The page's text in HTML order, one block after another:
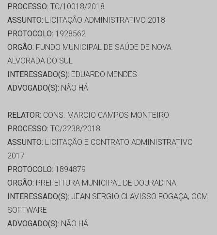
PROCESSO: TC/10018/2018
ASSUNTO: LICITAÇÃO ADMINISTRATIVO 2018
PROTOCOLO: 1928562
ORGÃO: FUNDO MUNICIPAL DE SAÚDE DE NOVA
ALVORADA DO SUL
INTERESSADO(S): EDUARDO MENDES
ADVOGADO(S): NÃO HÁ
RELATOR: CONS. MARCIO CAMPOS MONTEIRO
PROCESSO: TC/3238/2018
ASSUNTO: LICITAÇÃO E CONTRATO ADMINISTRATIVO
2017
PROTOCOLO: 1894879
ORGÃO: PREFEITURA MUNICIPAL DE DOURADINA
INTERESSADO(S): JEAN SERGIO CLAVISSO FOGAÇA, OCM
SOFTWARE
ADVOGADO(S): NÃO HÁ